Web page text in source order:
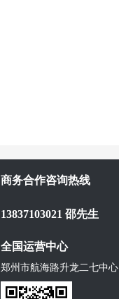
商务合作咨询热线
13837103021 邵先生
全国运营中心
郑州市航海路升龙二七中心